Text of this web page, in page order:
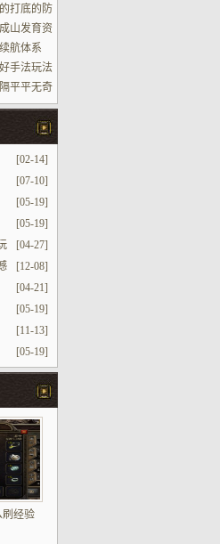
打底的防
山发育资
航体系
手法玩法
平平无奇
[02-14]
[07-10]
[05-19]
[05-19]
[04-27]
不一样的
[12-08]
[04-21]
[05-19]
[11-13]
[05-19]
刷经验